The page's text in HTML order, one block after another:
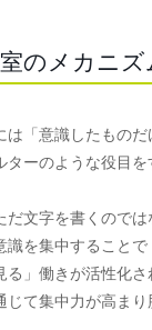
のメカニズ
は「意識したものだ
ターのような役目
だ文字を書くので
識を集中すること
る」働きが活性化さ
じて集中力が高ま